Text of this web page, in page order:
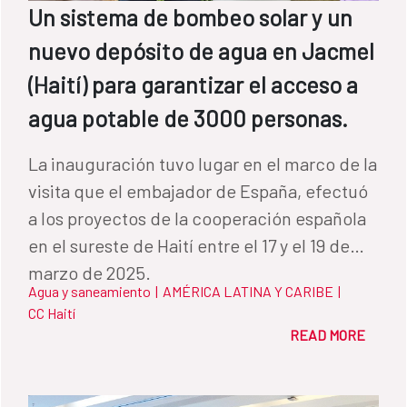
a conseguir un galoncito de agua para el
consumo del día, porque si íbamos tarde ya
no había”, explica Blanca Estela López,
beneficiaria del proyecto. La búsqueda por
el agua marcó las vidas de todas y todos en
la comunidad. Mujeres como Morelia Tos
recuerdan que, desde niña, una de sus
principales tareas era conseguir agua para
su familia. Caminaban largos trechos hasta
los barrancos para encontrarla. Y cuando
lavaban era aún más complejo, ya que
debían cargar todo hacia las montañas para
Un sistema de bombeo solar y un
nuevo depósito de agua en Jacmel
(Haití) para garantizar el acceso a
agua potable de 3000 personas.
La inauguración tuvo lugar en el marco de la
visita que el embajador de España, efectuó
a los proyectos de la cooperación española
en el sureste de Haití entre el 17 y el 19 de
marzo de 2025.
Agua y saneamiento | AMÉRICA LATINA Y CARIBE |
CC Haití
READ MORE